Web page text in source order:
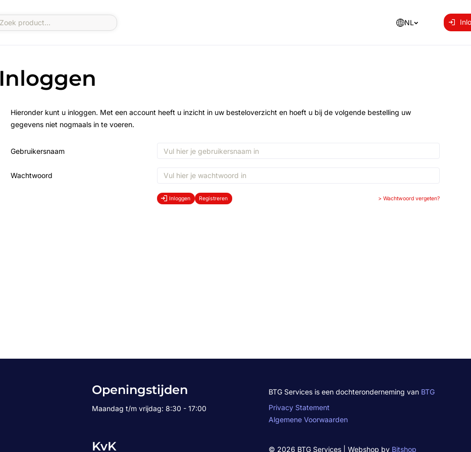
NL
Inloggen
Hieronder kunt u inloggen. Met een account heeft u inzicht in uw besteloverzicht en hoeft u bij de volgende bestelling uw
gegevens niet nogmaals in te voeren.
Gebruikersnaam
Wachtwoord
Inloggen Registreren >Wachtwoord vergeten?
Openingstijden
Maandag t/m vrijdag: 8:30 - 17:00
KvK
BTG Services is een dochteronderneming van BTG
Privacy Statement
Algemene Voorwaarden
© 2026 BTG Services | Webshop by Bitshop